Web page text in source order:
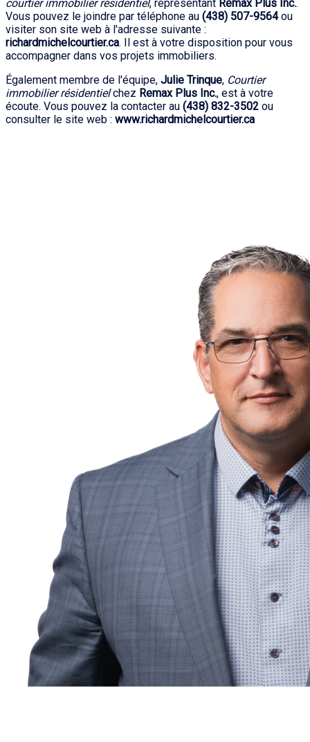
courtier immobilier résidentiel, représentant Remax Plus Inc..
Vous pouvez le joindre par téléphone au (438) 507-9564ou
visiter son site web à l'adresse suivante :
richardmichelcourtier.ca. Il est à votre disposition pour vous
accompagner dans vos projets immobiliers.
Également membre de l'équipe, Julie Trinque, Courtier
immobilier résidentielchez Remax Plus Inc., est à votre
écoute. Vous pouvez la contacter au (438) 832-3502 ou
consulter le site web : www.richardmichelcourtier.ca